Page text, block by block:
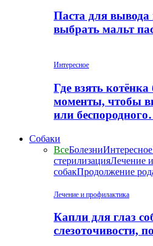
Паста для
выбрать мальт
Интересное
Где взять
моменты, чтобы
или
Собаки
ВсеБолезниИнтересное
стерилизацияЛечение
собакПродолжение
Лечение и профилактика
Капли для глаз
слезоточивости,